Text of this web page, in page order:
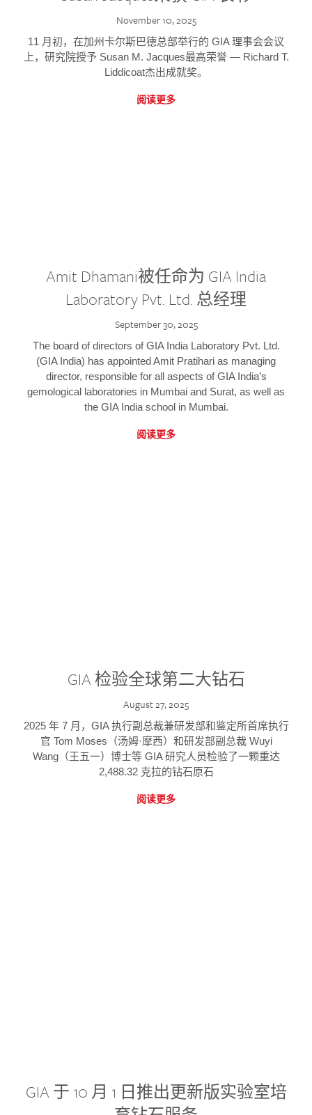
November 10, 2025
11 月初，在加州卡尔斯巴德总部举行的 GIA 理事会会议
上，研究院授予 Susan M. Jacques最高荣誉 — Richard T.
Liddicoat杰出成就奖。
阅读更多
Amit Dhamani被任命为 GIA India
Laboratory Pvt. Ltd. 总经理
September 30, 2025
The board of directors of GIA India Laboratory Pvt. Ltd.
(GIA India) has appointed Amit Pratihari as managing
director, responsible for all aspects of GIA India’s
gemological laboratories in Mumbai and Surat, as well as
the GIA India school in Mumbai.
阅读更多
GIA 检验全球第二大钻石
August 27, 2025
2025 年 7 月，GIA 执行副总裁兼研发部和鉴定所首席执行
官 Tom Moses（汤姆·摩西）和研发部副总裁 Wuyi
Wang（王五一）博士等 GIA 研究人员检验了一颗重达
2,488.32 克拉的钻石原石
阅读更多
GIA 于 10 月 1 日推出更新版实验室培